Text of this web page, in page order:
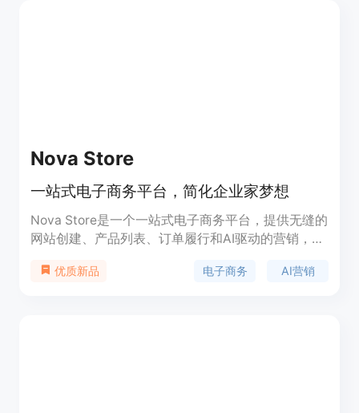
Nova Store
一站式电子商务平台，简化企业家梦想
Nova Store是一个一站式电子商务平台，提供无缝的
网站创建、产品列表、订单履行和AI驱动的营销，全
己的在线商店。
优质新品 电子商务 AI营销